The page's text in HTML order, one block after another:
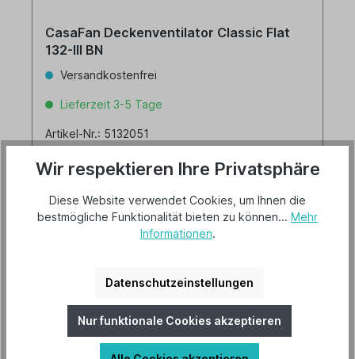
CasaFan Deckenventilator Classic Flat
132-III BN
Versandkostenfrei
Lieferzeit 3-5 Tage
Artikel-Nr.: 5132051
Wendeflügeldekor: Nussbaum/Buche
Details
Wir respektieren Ihre Privatsphäre
Diese Website verwendet Cookies, um Ihnen die
bestmögliche Funktionalität bieten zu können... Mehr
Informationen.
Datenschutzeinstellungen
Nur funktionale Cookies akzeptieren